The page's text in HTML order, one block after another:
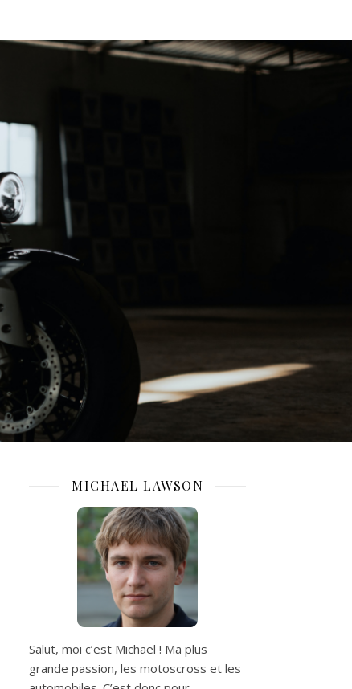
MICHAEL LAWSON
Salut, moi c’est Michael ! Ma plus
grande passion, les motoscross et les